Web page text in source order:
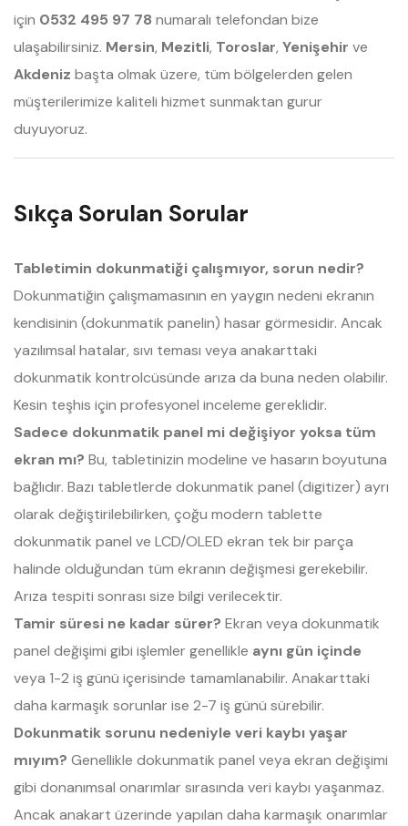
için 0532 495 97 78 numaralı telefondan bize
ulaşabilirsiniz. Mersin, Mezitli, Toroslar, Yenişehir ve
Akdeniz başta olmak üzere, tüm bölgelerden gelen
müşterilerimize kaliteli hizmet sunmaktan gurur
duyuyoruz.
Sıkça Sorulan Sorular
Tabletimin dokunmatiği çalışmıyor, sorun nedir?
Dokunmatiğin çalışmamasının en yaygın nedeni ekranın
kendisinin (dokunmatik panelin) hasar görmesidir. Ancak
yazılımsal hatalar, sıvı teması veya anakarttaki
dokunmatik kontrolcüsünde arıza da buna neden olabilir.
Kesin teşhis için profesyonel inceleme gereklidir.
Sadece dokunmatik panel mi değişiyor yoksa tüm
ekran mı? Bu, tabletinizin modeline ve hasarın boyutuna
bağlıdır. Bazı tabletlerde dokunmatik panel (digitizer) ayrı
olarak değiştirilebilirken, çoğu modern tablette
dokunmatik panel ve LCD/OLED ekran tek bir parça
halinde olduğundan tüm ekranın değişmesi gerekebilir.
Arıza tespiti sonrası size bilgi verilecektir.
Tamir süresi ne kadar sürer? Ekran veya dokunmatik
panel değişimi gibi işlemler genellikle aynı gün içinde
veya 1-2 iş günü içerisinde tamamlanabilir. Anakarttaki
daha karmaşık sorunlar ise 2-7 iş günü sürebilir.
Dokunmatik sorunu nedeniyle veri kaybı yaşar
mıyım? Genellikle dokunmatik panel veya ekran değişimi
gibi donanımsal onarımlar sırasında veri kaybı yaşanmaz.
Ancak anakart üzerinde yapılan daha karmaşık onarımlar